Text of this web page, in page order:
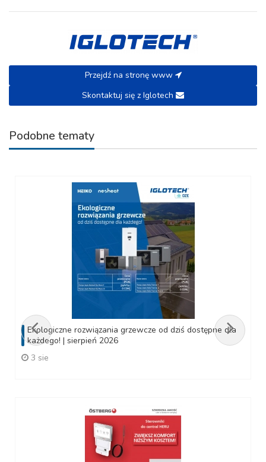
Przejdź na stronę www
Skontaktuj się z Iglotech
Podobne tematy
Ekologiczne rozwiązania grzewcze od dziś dostępne dla
każdego! | sierpień 2026
3 sie